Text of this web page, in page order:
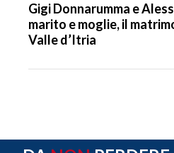
Gigi Donnarumma e
marito e moglie, il
Valle d’Itria